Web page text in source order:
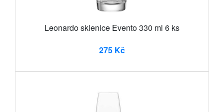
Leonardo sklenice Evento 330 ml 6 ks
275 Kč